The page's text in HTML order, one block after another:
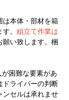
本体・部材を箱
。 組立て作業は
願い致します。梱
困難な要素があ
ドライバーの判断
ンセルは承れませ